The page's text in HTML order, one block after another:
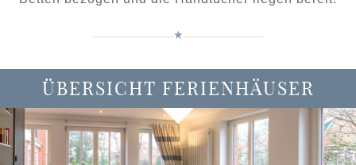
ÜBERSICHT FERIENHÄUSER